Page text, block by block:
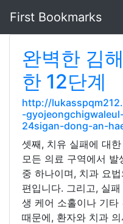
First Bookmarks
완벽한 김
한 12단계
http://
-
24sigan-dong-an-
셋째, 치유 실패에 대
모든 의료 구역에서
중 하나이며, 치과 요
편입니다. 그리고, 실
생 케어 소홀이나 기타
때문에, 환자와 치과